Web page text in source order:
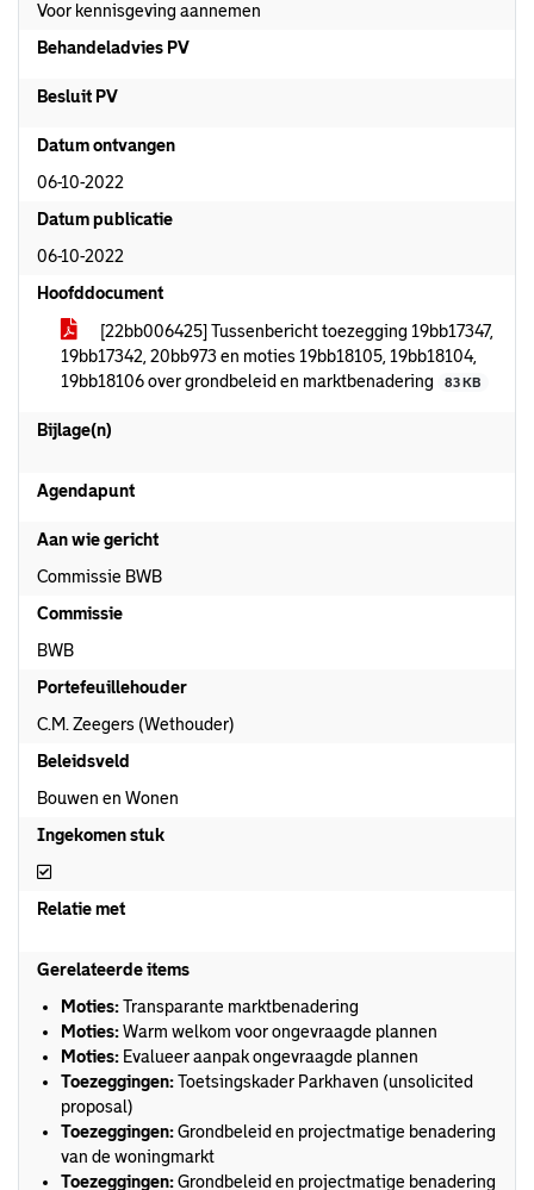
Voor kennisgeving aannemen
Behandeladvies PV
Besluit PV
Datum ontvangen
06-10-2022
Datum publicatie
06-10-2022
Hoofddocument
[22bb006425] Tussenbericht toezegging 19bb17347,
19bb17342, 20bb973 en moties 19bb18105, 19bb18104,
19bb18106 over grondbeleid en marktbenadering
83 KB
Bijlage(n)
Agendapunt
Aan wie gericht
Commissie BWB
Commissie
BWB
Portefeuillehouder
C.M. Zeegers (Wethouder)
Beleidsveld
Bouwen en Wonen
Ingekomen stuk
Ingekomen stuk
Relatie met
Gerelateerde items
Moties:Transparante marktbenadering
Moties:Warm welkom voor ongevraagde plannen
Moties: Evalueer aanpak ongevraagde plannen
Toezeggingen:Toetsingskader Parkhaven (unsolicited
proposal)
Toezeggingen:Grondbeleid en projectmatige benadering
van de woningmarkt
Toezeggingen:Grondbeleid en projectmatige benadering